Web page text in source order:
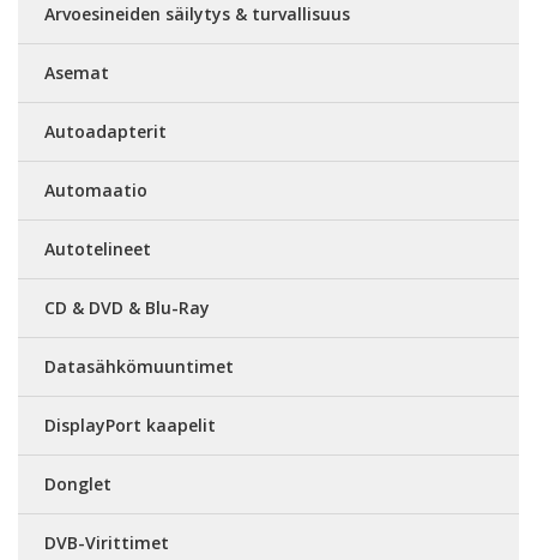
Arvoesineiden säilytys & turvallisuus
Asemat
Autoadapterit
Automaatio
Autotelineet
CD & DVD & Blu-Ray
Datasähkömuuntimet
DisplayPort kaapelit
Donglet
DVB-Virittimet